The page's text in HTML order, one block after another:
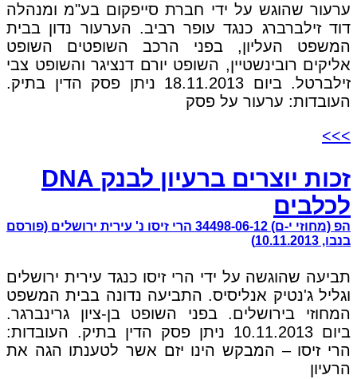
ערעור שהוגש על ידי חברת סייפקום בע"מ ומנהלה
דוד זילברברג כנגד עופר רביב. הערעור נדון בבית
המשפט העליון, בפני הרכב השופטים השופט
אליקים רובינשטיין, השופט יורם דנציגר והשופט צבי
זילברטל. ביום 18.11.2013 ניתן פסק הדין בתיק.
העובדות: ערעור על פסק
>>>
זכות יוצרים ברעיון לבנק DNA
לכלבים
הפ (מחוזי י-ם) 34498-06-12 הרי זיסו נ' עירית ירושלים (פורסם
בנבו, 10.11.2013)
תביעה שהוגשה על ידי הרי זיסו כנגד עירית ירושלים
וגליל ג'נטיק אנליסיס. התביעה נדונה בבית המשפט
המחוזי בירושלים. בפני השופט בן-ציון גרינברגר.
ביום 10.11.2013 ניתן פסק הדין בתיק. העובדות:
הרי זיסו – המבקש הינו יזם אשר לטענתו הגה את
הרעיון